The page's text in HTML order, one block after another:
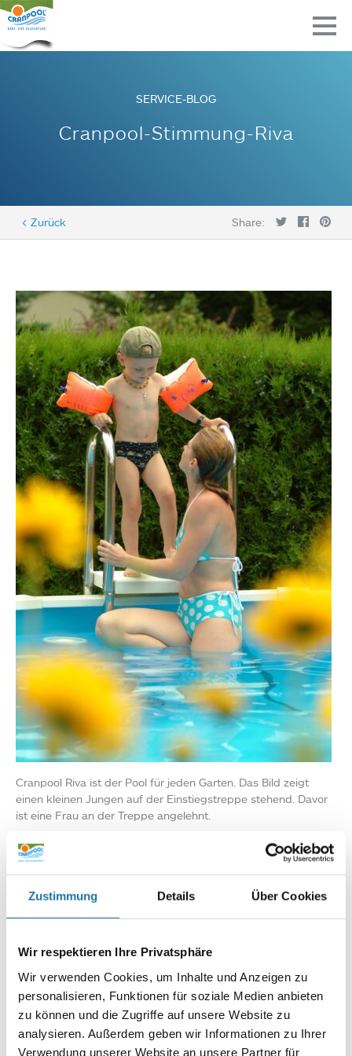
Zustimmung Details Über Cookies
Wir respektieren Ihre Privatsphäre
Wir verwenden Cookies, um Inhalte und Anzeigen zu
personalisieren, Funktionen für soziale Medien anbieten
zu können und die Zugriffe auf unsere Website zu
analysieren. Außerdem geben wir Informationen zu Ihrer
Verwendung unserer Website an unsere Partner für
SERVICE-BLOG
Cranpool-Stimmung-Riva
< Zurück Share:
Cranpool Riva ist der Pool für jeden Garten. Das Bild zeigt
einen kleinen Jungen auf der Einstiegstreppe stehend. Davor
ist eine Frau an der Treppe angelehnt.
Infoline: